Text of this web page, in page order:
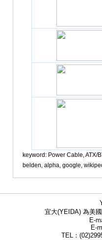
keyword: Power Cable, ATX/
belden, alpha, google,
宜大(YEIDA) 為美
E-
E-
TEL：